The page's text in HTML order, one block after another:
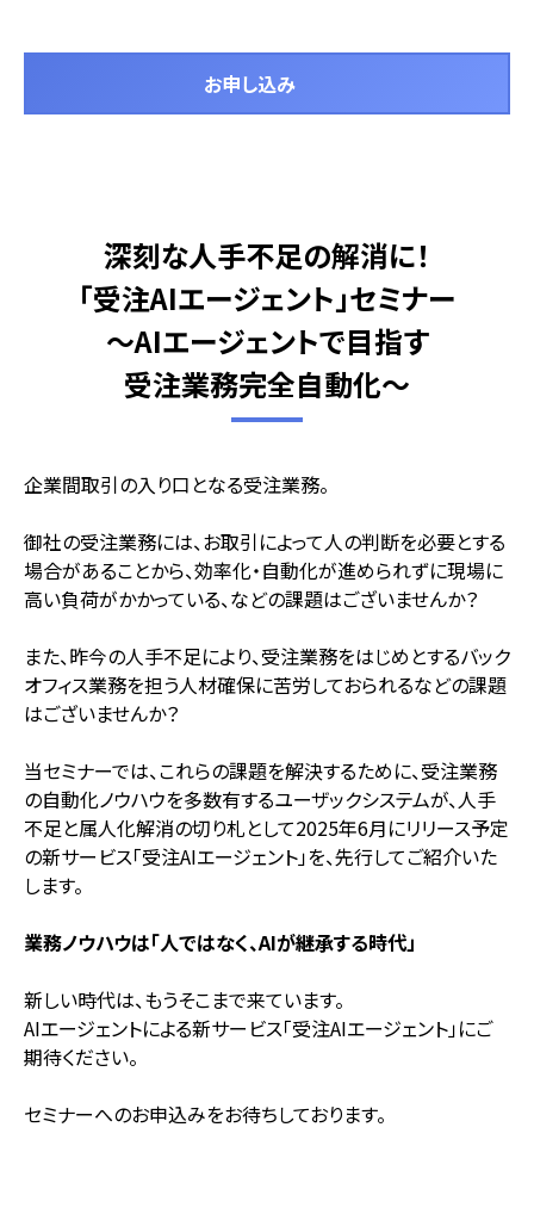
お申し込み
深刻な人手不足の解消に！
「受注AIエージェント」セミナー
～AIエージェントで目指す
受注業務完全自動化～
企業間取引の入り口となる受注業務。
御社の受注業務には、お取引によって人の判断を必要とする
場合があることから、効率化・自動化が進められずに現場に
高い負荷がかかっている、などの課題はございませんか？
また、昨今の人手不足により、受注業務をはじめとするバック
オフィス業務を担う人材確保に苦労しておられるなどの課題
はございませんか？
当セミナーでは、これらの課題を解決するために、受注業務
の自動化ノウハウを多数有するユーザックシステムが、人手
不足と属人化解消の切り札として2025年6月にリリース予定
の新サービス「受注AIエージェント」を、先行してご紹介いた
します。
業務ノウハウは「人ではなく、AIが継承する時代」
新しい時代は、もうそこまで来ています。
AIエージェントによる新サービス「受注AIエージェント」にご
期待ください。
セミナーへのお申込みをお待ちしております。